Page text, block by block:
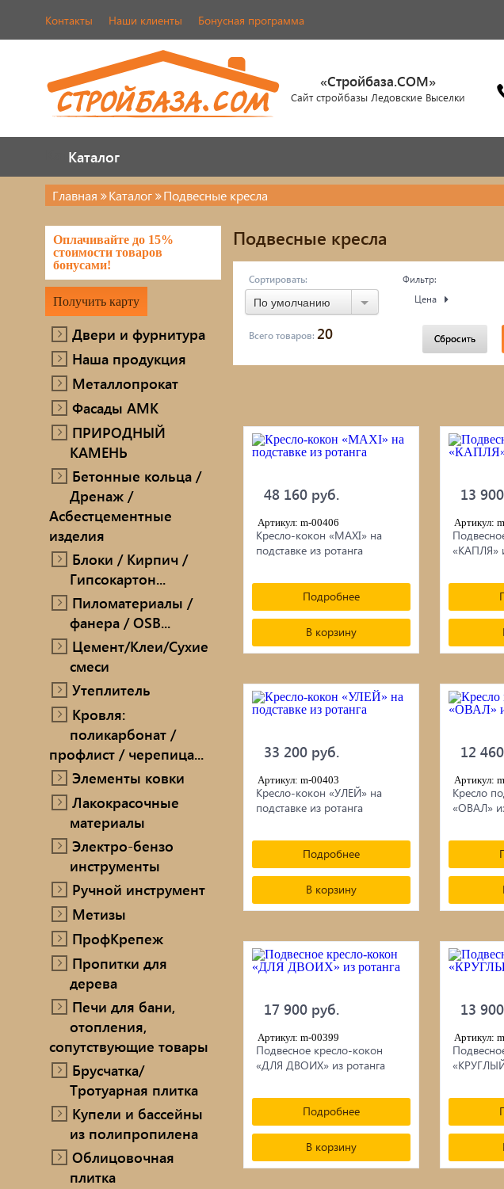
Контакты Наши клиенты Бонусная программа
«Стройбаза.COM»
Сайт стройбазы Ледовские Выселки
Каталог
Каталог
Наша продукция
Металлопрокат
Фасады AMK
ПРИРОДНЫЙ КАМЕНЬ
Бетонные кольца / Дренаж /
Асбестцементные изделия
Блоки / Кирпич / Гипсокартон...
Утеплитель
черепица...
Элементы ковки
Лакокрасочные материалы
Электро-бензо инструменты
Метизы
Печи для бани, отопления,
сопутствующие товары
Главная Каталог Подвесные кресла
Оплачивайте до 15%
стоимости товаров
бонусами!
Получить карту
Двери и фурнитура
Наша продукция
Металлопрокат
Фасады AMK
ПРИРОДНЫЙ
КАМЕНЬ
Бетонные кольца /
Дренаж /
Асбестцементные
изделия
Блоки / Кирпич /
Гипсокартон...
Пиломатериалы /
фанера / OSB...
Цемент/Клеи/Сухие
смеси
Утеплитель
Кровля:
поликарбонат /
профлист / черепица...
Элементы ковки
Лакокрасочные
материалы
Электро-бензо
инструменты
Ручной инструмент
Метизы
ПрофКрепеж
Пропитки для
дерева
Печи для бани,
отопления,
сопутствующие товары
Брусчатка/
Тротуарная плитка
Купели и бассейны
из полипропилена
Облицовочная
плитка
Подвесные кресла
Сортировать:
По умолчанию
Всего товаров: 20
Фильтр:
Цена
Сбросить
48 160 руб.
Артикул: m-00406
Кресло-кокон «MAXI» на
подставке из ротанга
Подробнее
В корзину
13
Артикул:
«КАПЛЯ»
33 200 руб.
Артикул: m-00403
Кресло-кокон «УЛЕЙ» на
подставке из ротанга
Подробнее
В корзину
12
Артикул:
Кресло
«ОВАЛ»
17 900 руб.
Артикул: m-00399
Подвесное кресло-кокон
«ДЛЯ ДВОИХ» из ротанга
Подробнее
В корзину
13
Артикул: